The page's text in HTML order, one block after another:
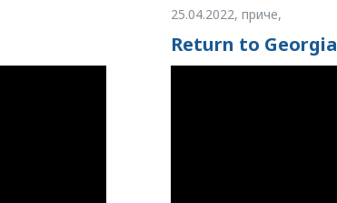
25.04.2022, приче,
Return to Georgia